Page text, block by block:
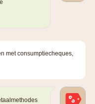
met consumptiecheques,